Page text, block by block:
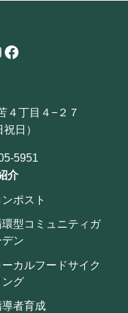
Facebook
４丁目４−２７
日）
5951
介
ンポスト
環型コミュニティガ
デン
ーカルフードサイク
ング
導者育成